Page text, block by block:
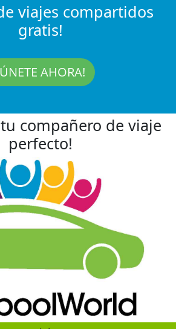
viajes compartidos
gratis!
AHORA!
compañero de viaje
perfecto!